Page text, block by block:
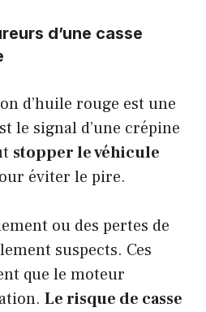
d’une casse
d’huile rouge est une
le signal d’une crépine
stopper le véhicule
éviter le pire.
ou des pertes de
suspects. Ces
que le moteur
Le risque de casse